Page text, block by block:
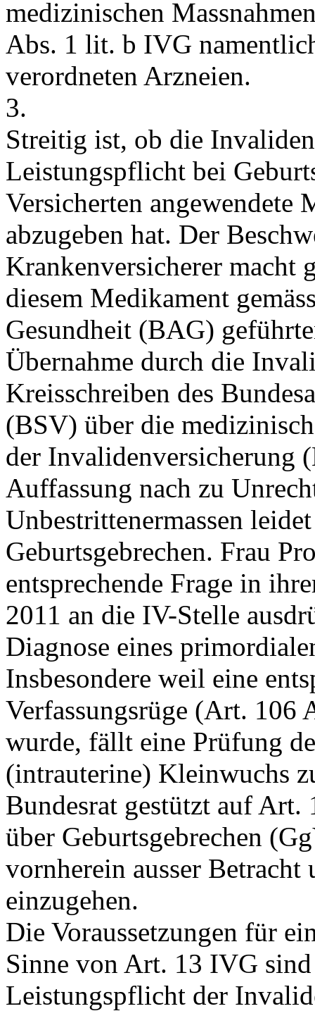
medizinischen
Abs. 1 lit. b IVG
verordneten Arzneien.
3.
Streitig ist, ob die
Leistungspflicht bei
Versicherten
abzugeben hat. Der
Krankenversicherer macht
diesem Medikament
Gesundheit (BAG)
Übernahme durch die
Kreisschreiben des
(BSV) über die
der Invalidenversicherung
Auffassung nach zu
Unbestrittenermassen
Geburtsgebrechen. Frau
entsprechende Frage in
2011 an die IV-Stelle
Diagnose eines
Insbesondere weil eine
Verfassungsrüge (Art. 106
wurde, fällt eine Prüfung
(intrauterine) Kleinwuchs
Bundesrat gestützt auf Art.
über Geburtsgebrechen
vornherein ausser
einzugehen.
Die Voraussetzungen für
Sinne von Art. 13 IVG
Leistungspflicht der